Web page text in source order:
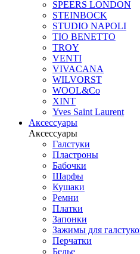
SPEERS LONDON
STEINBOCK
STUDIO NAPOLI
TIO BENETTO
TROY
VENTI
VIVACANA
WILVORST
WOOL&Co
XINT
Yves Saint Laurent
Аксессуары
Аксессуары
Галстуки
Пластроны
Бабочки
Шарфы
Кушаки
Ремни
Платки
Запонки
Зажимы для
Перчатки
Белье